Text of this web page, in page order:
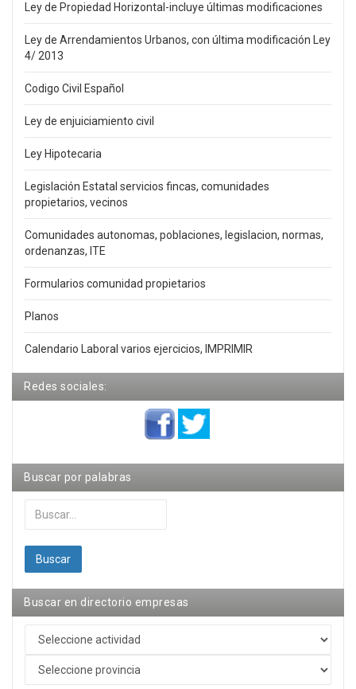
Ley de Propiedad Horizontal-incluye últimas modificaciones
Ley de Arrendamientos Urbanos, con última modificación Ley
4/ 2013
Codigo Civil Español
Ley de enjuiciamiento civil
Ley Hipotecaria
Legislación Estatal servicios fincas, comunidades
propietarios, vecinos
Comunidades autonomas, poblaciones, legislacion, normas,
ordenanzas, ITE
Formularios comunidad propietarios
Planos
Calendario Laboral varios ejercicios, IMPRIMIR
Redes sociales:
Buscar por palabras
Buscar...
Buscar
Buscar en directorio empresas